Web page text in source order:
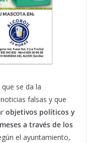
se da la
falsas y que
objetivos políticos y
a través de los
el ayuntamiento,